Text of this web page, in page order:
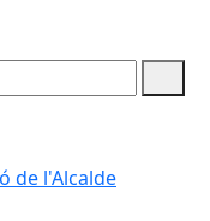
de l'Alcalde